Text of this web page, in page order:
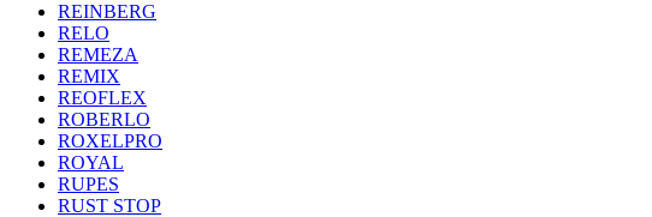
REINBERG
RELO
REMEZA
REMIX
REOFLEX
ROBERLO
ROXELPRO
ROYAL
RUPES
RUST STOP